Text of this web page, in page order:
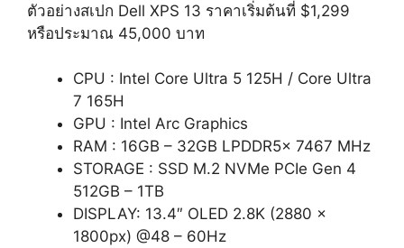
ตัวอย่างสเปก Dell XPS 13 ราคาเริ่มต้นที่ $1,299
หรือประมาณ 45,000 บาท
CPU : Intel Core Ultra 5 125H / Core Ultra
7 165H
GPU : Intel Arc Graphics
RAM : 16GB – 32GB LPDDR5x 7467 MHz
STORAGE : SSD M.2 NVMe PCIe Gen 4
512GB – 1TB
DISPLAY: 13.4″ OLED 2.8K (2880 x
1800px) @48 – 60Hz